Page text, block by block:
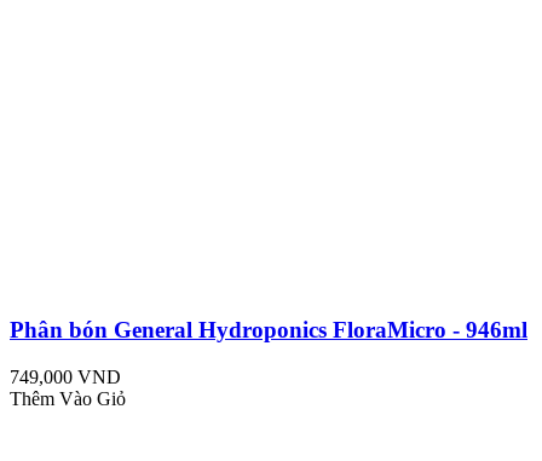
Phân bón General Hydroponics FloraMicro - 946ml
749,000 VND
Thêm Vào Giỏ